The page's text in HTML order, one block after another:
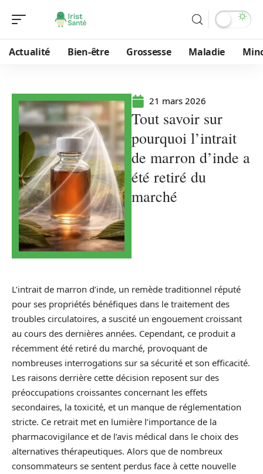
Actualité Bien-être Grossesse Maladie
21 mars 2026
Tout savoir sur
pourquoi l’intrait
de marron d’inde a
été retiré du
marché
L’intrait de marron d’inde, un remède traditionnel réputé
pour ses propriétés bénéfiques dans le traitement des
troubles circulatoires, a suscité un engouement croissant
au cours des dernières années. Cependant, ce produit a
récemment été retiré du marché, provoquant de
nombreuses interrogations sur sa sécurité et son efficacité.
Les raisons derrière cette décision reposent sur des
préoccupations croissantes concernant les effets
secondaires, la toxicité, et un manque de réglementation
stricte. Ce retrait met en lumière l’importance de la
pharmacovigilance et de l’avis médical dans le choix des
alternatives thérapeutiques. Alors que de nombreux
consommateurs se sentent perdus face à cette nouvelle